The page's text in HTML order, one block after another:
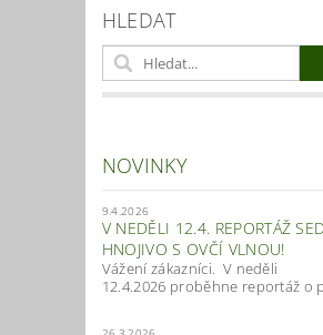
HLEDAT
NOVINKY
9.4.2026
V NEDĚLI 12.4. REPORTÁŽ
HNOJIVO S OVČÍ VLNOU!
Vážení zákazníci. V neděli
12.4.2026 proběhne reportáž o